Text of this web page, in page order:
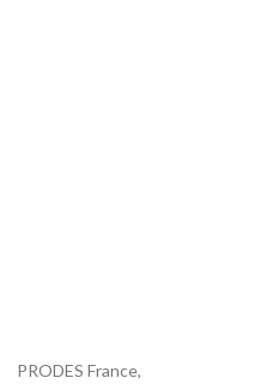
PRODES France,